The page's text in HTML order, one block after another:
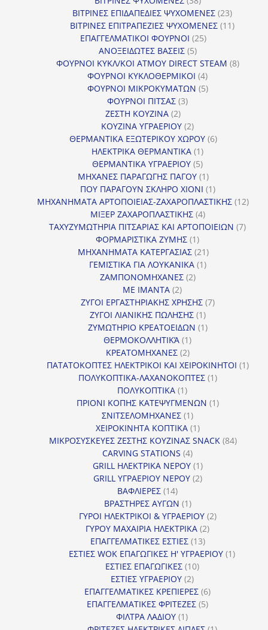
προϊόντα
ΒΙΤΡΙΝΕΣ ΕΠΙΔΑΠΕΔΙΕΣ ΨΥΧΟΜΕΝΕΣ 2323
προϊόντα
ΒΙΤΡΙΝΕΣ ΕΠΙΤΡΑΠΕΖΙΕΣ ΨΥΧΟΜΕΝΕΣ 1111
ΕΠΑΓΓΕΛΜΑΤΙΚΟΙ ΦΟΥΡΝΟΙ 2525
ΑΝΟΞΕΙΔΩΤΕΣ ΒΑΣΕΙΣ 55
προϊόντα
ΦΟΥΡΝΟΙ ΚΥΚΛ/ΚΟΙ ΑΤΜΟΥ DIRECT STEAM 88
ΦΟΥΡΝΟΙ ΚΥΚΛΟΘΕΡΜΙΚΟΙ 44
προϊόντα
ΦΟΥΡΝΟΙ ΜΙΚΡΟΚΥΜΑΤΩΝ 55
ΦΟΥΡΝΟΙ ΠΙΤΣΑΣ 33
ΖΕΣΤΗ ΚΟΥΖΙΝΑ 22
προϊόντα
ΚΟΥΖΙΝΑ ΥΓΡΑΕΡΙΟΥ 22
προϊόντα
ΘΕΡΜΑΝΤΙΚΑ ΕΞΩΤΕΡΙΚΟΥ ΧΩΡΟΥ 66
ΗΛΕΚΤΡΙΚΑ ΘΕΡΜΑΝΤΙΚΑ 11
προϊόν
ΘΕΡΜΑΝΤΙΚΑ ΥΓΡΑΕΡΙΟΥ 55
προϊόντα
ΜΗΧΑΝΕΣ ΠΑΡΑΓΩΓΗΣ ΠΑΓΟΥ 11
προϊόν
ΠΟΥ ΠΑΡΑΓΟΥΝ ΣΚΛΗΡΟ ΧΙΟΝΙ 11
προϊόν
ΜΗΧΑΝΗΜΑΤΑ ΑΡΤΟΠΟΙΕΙΑΣ-ΖΑΧΑΡΟΠΛΑΣΤΙΚΗΣ 1212
ΜΙΞΕΡ ΖΑΧΑΡΟΠΛΑΣΤΙΚΗΣ 44
προϊόντα
ΤΑΧΥΖΥΜΩΤΗΡΙΑ ΠΙΤΣΑΡΙΑΣ ΚΑΙ ΑΡΤΟΠΟΙΕΙΩΝ 77
ΦΟΡΜΑΡΙΣΤΙΚΑ ΖΥΜΗΣ 11
προϊόν
ΜΗΧΑΝΗΜΑΤΑ ΚΑΤΕΡΓΑΣΙΑΣ 2121
προϊόντα
ΓΕΜΙΣΤΙΚΑ ΓΙΑ ΛΟΥΚΑΝΙΚΑ 11
ΖΑΜΠΟΝΟΜΗΧΑΝΕΣ 22
ΜΕ ΙΜΑΝΤΑ 22
προϊόντα
ΖΥΓΟΙ ΕΡΓΑΣΤΗΡΙΑΚΗΣ ΧΡΗΣΗΣ 77
ΖΥΓΟΙ ΛΙΑΝΙΚΗΣ ΠΩΛΗΣΗΣ 11
προϊόν
ΖΥΜΩΤΗΡΙΟ ΚΡΕΑΤΟΕΙΔΩΝ 11
ΘΕΡΜΟΚΟΛΛΗΤΙΚΆ 11
προϊόν
ΚΡΕΑΤΟΜΗΧΑΝΕΣ 22
προϊόντα
ΠΑΤΑΤΟΚΟΠΤΕΣ ΗΛΕΚΤΡΙΚΟΙ ΚΑΙ ΧΕΙΡΟΚΙΝΗΤΟΙ 11
ΠΟΛΥΚΟΠΤΙΚΑ-ΛΑΧΑΝΟΚΟΠΤΕΣ 11
ΠΟΛΥΚΟΠΤΙΚΑ 11
προϊόν
ΠΡΙΟΝΙ ΚΟΠΗΣ ΚΑΤΕΨΥΓΜΕΝΩΝ 11
ΣΝΙΤΣΕΛΟΜΗΧΑΝΕΣ 11
προϊόν
ΧΕΙΡΟΚΙΝΗΤΑ ΚΟΠΤΙΚΑ 11
προϊόν
ΜΙΚΡΟΣΥΣΚΕΥΕΣ ΖΕΣΤΗΣ ΚΟΥΖΙΝΑΣ SNACK 8484
CARVING STATIONS 44
προϊόντα
GRILL ΗΛΕΚΤΡΙΚΑ ΝΕΡΟΥ 11
προϊόν
GRILL ΥΓΡΑΕΡΙΟΥ ΝΕΡΟΥ 22
ΒΑΦΛΙΕΡΕΣ 1414
προϊόντα
ΒΡΑΣΤΗΡΕΣ ΑΥΓΩΝ 11
προϊόν
ΓΥΡΟΙ ΗΛΕΚΤΡΙΚΟΙ & ΥΓΡΑΕΡΙΟΥ 22
ΓΥΡΟΥ ΜΑΧΑΙΡΙΑ ΗΛΕΚΤΡΙΚΑ 22
ΕΠΑΓΓΕΛΜΑΤΙΚΕΣ ΕΣΤΙΕΣ 1313
προϊόντα
ΕΣΤΙΕΣ WOK ΕΠΑΓΩΓΙΚΕΣ Η' ΥΓΡΑΕΡΙΟΥ 11
ΕΣΤΙΕΣ ΕΠΑΓΩΓΙΚΕΣ 1010
ΕΣΤΙΕΣ ΥΓΡΑΕΡΙΟΥ 22
προϊόντα
ΕΠΑΓΓΕΛΜΑΤΙΚΕΣ ΚΡΕΠΙΕΡΕΣ 66
προϊόντα
ΕΠΑΓΓΕΛΜΑΤΙΚΕΣ ΦΡΙΤΕΖΕΣ 55
ΦΙΛΤΡΑ ΛΑΔΙΟΥ 11